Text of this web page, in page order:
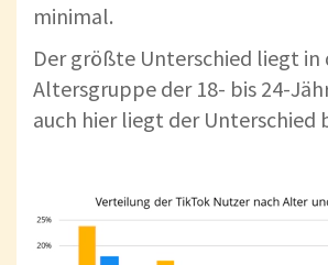
minimal.
Der größte Unterschied liegt in
Altersgruppe der 18- bis 24-
auch hier liegt der Unterschied